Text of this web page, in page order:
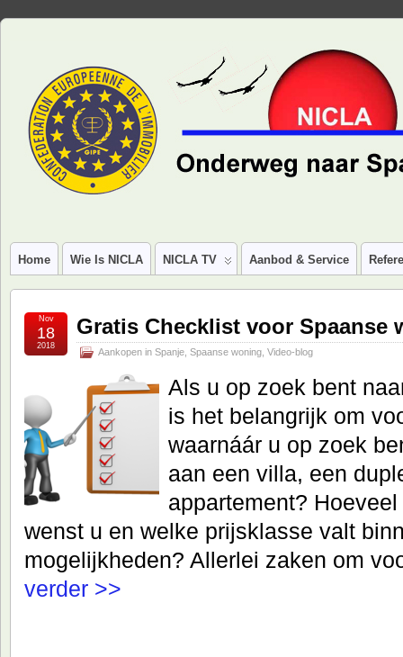
Home Wie Is NICLA NICLA TV Aanbod & Service
Gratis Checklist voor Spaanse
Aankopen in Spanje Spaanse woning Video-blog
Nov
18
2018
Als u op zoek bent
is het belangrijk om
waarnáár u op zoek
aan een villa, een
appartement?
wenst u en welke prijsklasse valt
mogelijkheden? Allerlei zaken om
verder >>